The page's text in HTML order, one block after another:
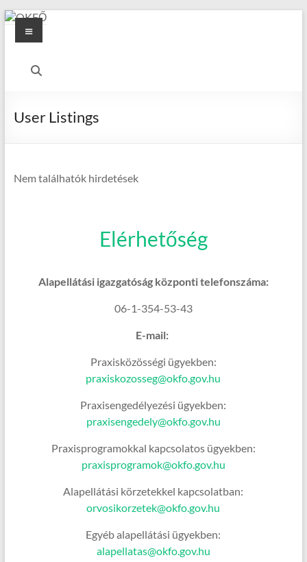
Skip
content
OKFŐ
Menu
User Listings
Nem találhatók hirdetések
Elérhetőség
Alapellátási igazgatóság központi telefonszáma:
06-1-354-53-43
E-mail:
Praxisközösségi ügyekben:
praxiskozosseg@okfo.gov.hu
Praxisengedélyezési ügyekben:
praxisengedely@okfo.gov.hu
Praxisprogramokkal kapcsolatos ügyekben:
praxisprogramok@okfo.gov.hu
Alapellátási körzetekkel kapcsolatban:
orvosikorzetek@okfo.gov.hu
Egyéb alapellátási ügyekben:
alapellatas@okfo.gov.hu